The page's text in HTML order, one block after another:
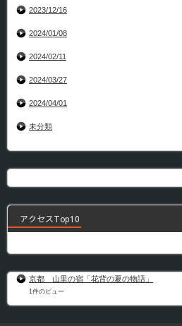
2023/12/16
2024/01/08
2024/02/11
2024/03/27
2024/04/01
未分類
アクセスTop10
京都 山里の宿「花背の夏の物語」
1件のビュー